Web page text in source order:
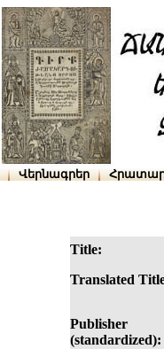
Վերնագրեր
Title:
Translated
Publisher
(standardized):